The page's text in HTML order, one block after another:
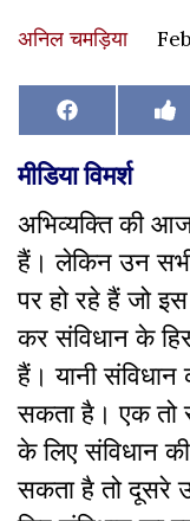
अनिल चमड़िया
Share
on
Facebook
मीडिया विमर्श
अभिव्यक्ति की
हैं। लेकिन उन
पर हो रहे हैं जो
कर संविधान के
हैं। यानी संविधान
सकता है। एक तो
के लिए संविधान
सकता है तो दूसरे